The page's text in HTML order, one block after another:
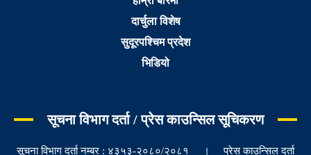
दार्चुला विशेष
सुदूरपश्चिम प्रदेश
भिडियो
सूचना विभाग दर्ता / प्रेस काउन्सिल सूचिकरण
सूचना विभाग दर्ता नम्बर : ४३५३-२०८०/२०८१ । प्रेस काउन्सिल दर्ता